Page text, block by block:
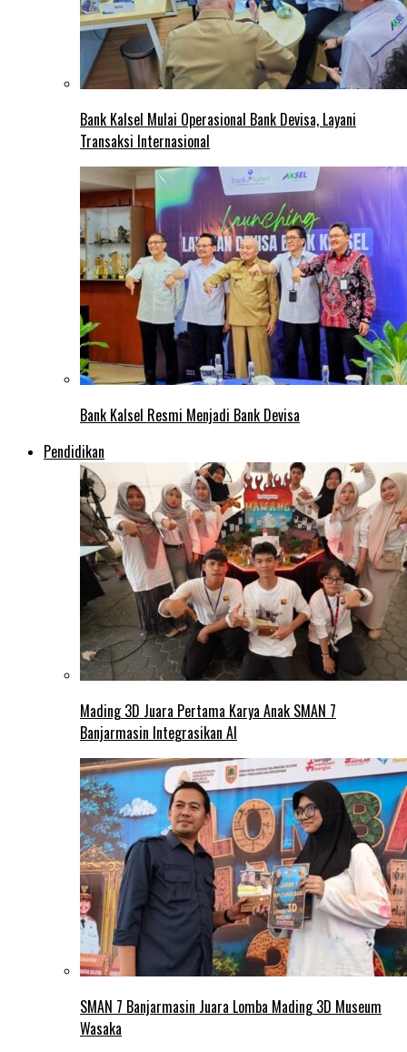
Bank Kalsel Mulai Operasional Bank Devisa, Layani
Transaksi Internasional
Bank Kalsel Resmi Menjadi Bank Devisa
Pendidikan
Mading 3D Juara Pertama Karya Anak SMAN 7
Banjarmasin Integrasikan AI
SMAN 7 Banjarmasin Juara Lomba Mading 3D Museum
Wasaka